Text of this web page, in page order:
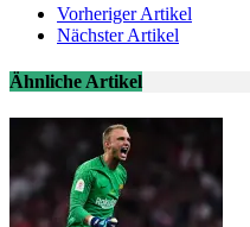
Vorheriger Artikel
Nächster Artikel
Ähnliche Artikel